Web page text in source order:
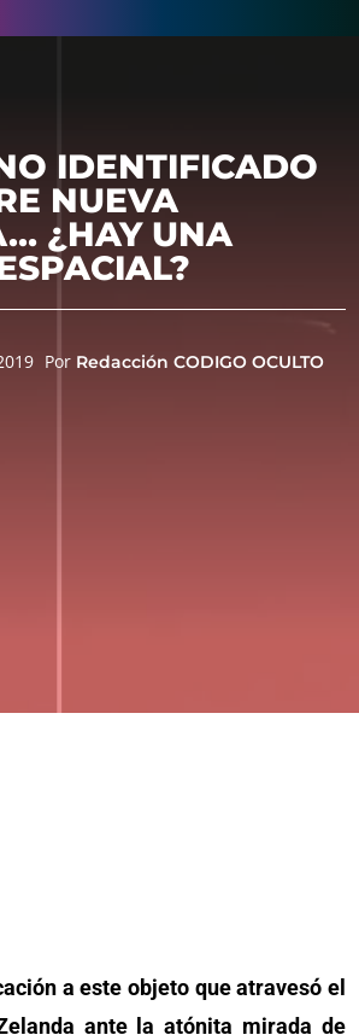
IDENTIFICADO
NUEVA
¿HAY UNA
Por Redacción CODIGO OCULTO
a este objeto que atravesó el
ante la atónita mirada de